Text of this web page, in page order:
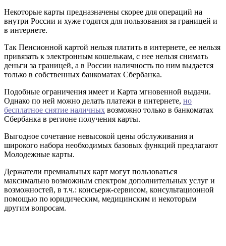
Некоторые карты предназначены скорее для операций на
внутри России и хуже годятся для пользования за границей и
в интернете.
Так Пенсионной картой нельзя платить в интернете, ее нельзя
привязать к электронным кошелькам, с нее нельзя снимать
деньги за границей, а в России наличность по ним выдается
только в собственных банкоматах Сбербанка.
Подобные ограничения имеет и Карта мгновенной выдачи.
Однако по ней можно делать платежи в интернете, но
бесплатное снятие наличных возможно только в банкоматах
Сбербанка в регионе получения карты.
Выгодное сочетание невысокой цены обслуживания и
широкого набора необходимых базовых функций предлагают
Молодежные карты.
Держатели премиальных карт могут пользоваться
максимально возможным спектром дополнительных услуг и
возможностей, в т.ч.: консьерж-сервисом, консультационной
помощью по юридическим, медицинским и некоторым
другим вопросам.